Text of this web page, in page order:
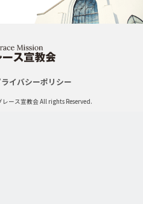
イバシーポリシー
ース宣教会 All rights Reserved.